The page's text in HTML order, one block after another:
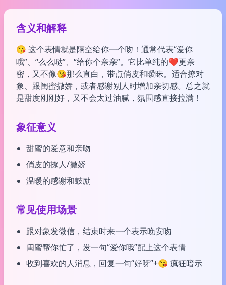
含义和解释
😘 这个表情就是隔空给你一个吻！通常代表“爱你
哦”、“么么哒”、“给你个亲亲”。它比单纯的❤️更亲
密，又不像😘那么直白，带点俏皮和暧昧。适合撩对
象、跟闺蜜撒娇，或者感谢别人时增加亲切感。总之就
是甜度刚刚好，又不会太过油腻，氛围感直接拉满！
象征意义
甜蜜的爱意和亲吻
俏皮的撩人/撒娇
温暖的感谢和鼓励
常见使用场景
跟对象发微信，结束时来一个表示晚安吻
闺蜜帮你忙了，发一句“爱你哦”配上这个表情
收到喜欢的人消息，回复一句“好呀”+😘 疯狂暗示